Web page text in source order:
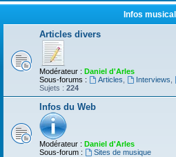
Infos
Articles divers
Modérateur : Daniel d'Arles
Sous-forums :
Articles Interviews
Sujets : 224
Infos du Web
Modérateur : Daniel d'Arles
Sous-forum :
Sites de musique